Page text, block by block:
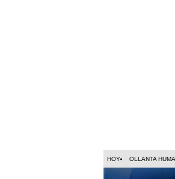
HOY OLLANTA